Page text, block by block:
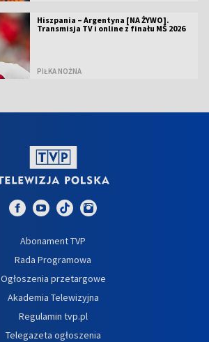
Hiszpania – Argentyna [NA ŻYWO].
Transmisja TV i online z finału MŚ 2026
PIŁKA NOŻNA
Abonament TVP
Rada Programowa
Ogłoszenia przetargowe
Akademia Telewizyjna
Regulamin tvp.pl
Telegazeta ogłoszenia